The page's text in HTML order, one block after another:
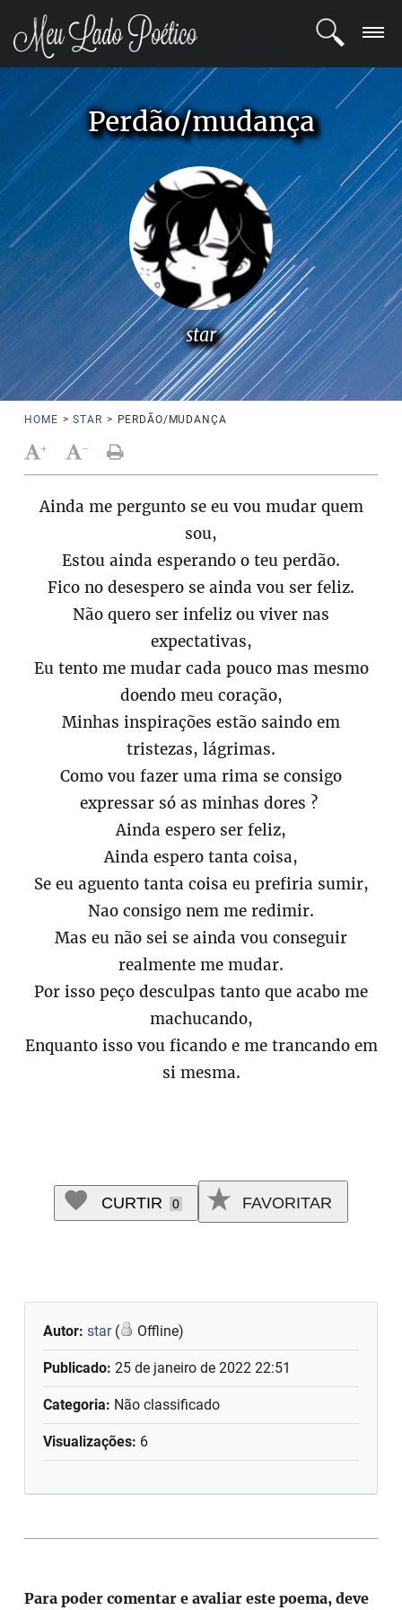
LOGIN
REGISTRO
POETAS
BLOG
COMUNIDADE
Perdão/mudança
star
HOME > STAR > PERDÃO/MUDANÇA
+ -
Ainda me pergunto se eu vou mudar quem
sou,
Estou ainda esperando o teu perdão.
Fico no desespero se ainda vou ser feliz.
Não quero ser infeliz ou viver nas
expectativas,
Eu tento me mudar cada pouco mas mesmo
doendo meu coração,
Minhas inspirações estão saindo em
tristezas, lágrimas.
Como vou fazer uma rima se consigo
expressar só as minhas dores ?
Ainda espero ser feliz,
Ainda espero tanta coisa,
Se eu aguento tanta coisa eu prefiria sumir,
Nao consigo nem me redimir.
Mas eu não sei se ainda vou conseguir
realmente me mudar.
Por isso peço desculpas tanto que acabo me
machucando,
Enquanto isso vou ficando e me trancando em
si mesma.
CURTIR 0 FAVORITAR
Autor:star( Offline)
Publicado:25 de janeiro de 2022 22:51
Categoria: Não classificado
Visualizações: 6
Para poder comentar e avaliar este poema, deve